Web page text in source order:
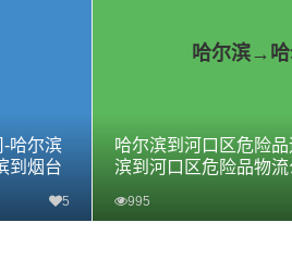
-哈尔滨
到烟台
5
哈尔滨→
哈尔滨到河口区危险
滨到河口区危险品物流
995